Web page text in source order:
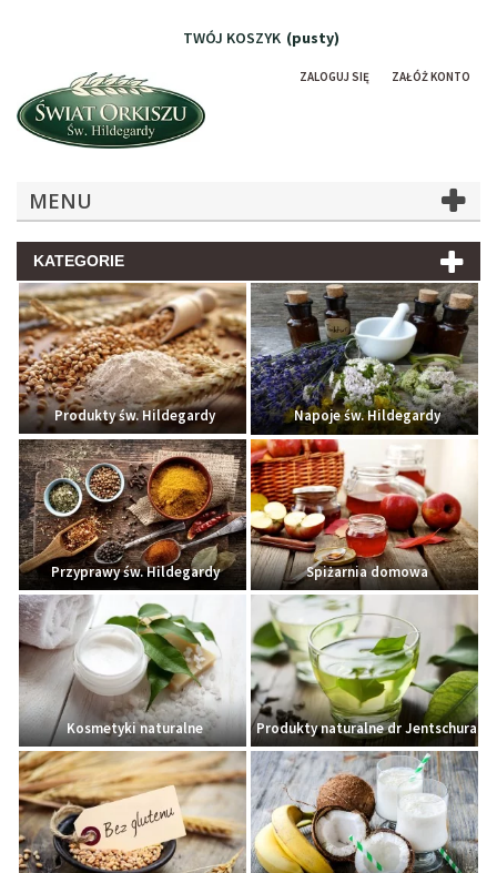
TWÓJ KOSZYK (pusty)
ZALOGUJ SIĘ ZAŁÓŻ KONTO
MENU
KATEGORIE
Produkty św. Hildegardy Napoje św. Hildegardy
Przyprawy św. Hildegardy Spiżarnia domowa
Kosmetyki naturalne Produkty naturalne dr Jentschura